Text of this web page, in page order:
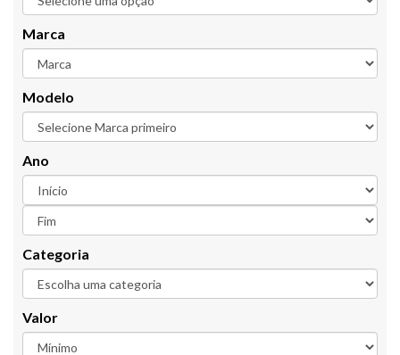
Marca
Modelo
Ano
Categoria
Valor